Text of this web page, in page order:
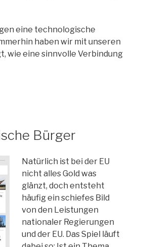
eine technologische
haben wir mit unseren
wie eine sinnvolle Verbindung
Bürger
Natürlich ist bei der EU
nicht alles Gold was
glänzt, doch entsteht
häufig ein schiefes Bild
von den Leistungen
nationaler Regierungen
und der EU. Das Spiel läuft